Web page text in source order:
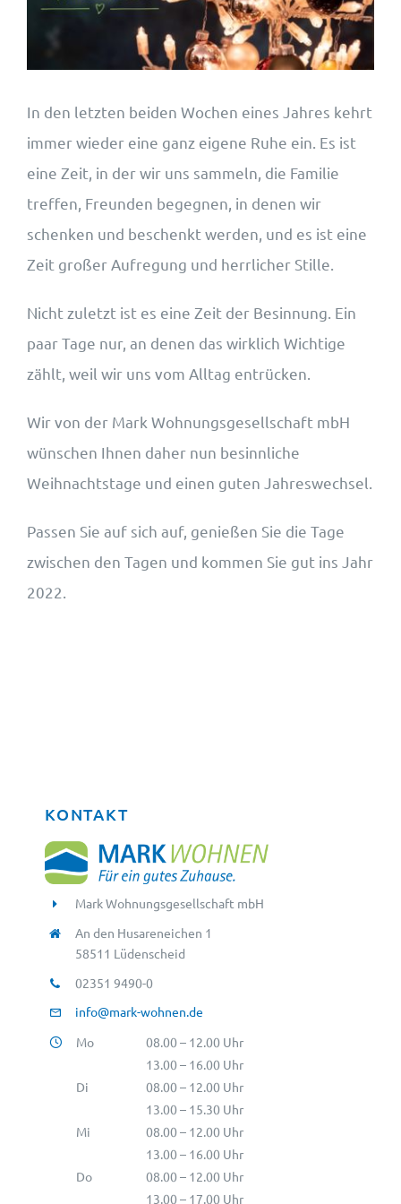
Wohnungsangebote
Kontakt
In den letzten beiden Wochen eines Jahres kehrt
immer wieder eine ganz eigene Ruhe ein. Es ist
eine Zeit, in der wir uns sammeln, die Familie
treffen, Freunden begegnen, in denen wir
schenken und beschenkt werden, und es ist eine
Zeit großer Aufregung und herrlicher Stille.
Nicht zuletzt ist es eine Zeit der Besinnung. Ein
paar Tage nur, an denen das wirklich Wichtige
zählt, weil wir uns vom Alltag entrücken.
Wir von der Mark Wohnungsgesellschaft mbH
wünschen Ihnen daher nun besinnliche
Weihnachtstage und einen guten Jahreswechsel.
Passen Sie auf sich auf, genießen Sie die Tage
zwischen den Tagen und kommen Sie gut ins Jahr
2022.
KONTAKT
Mark Wohnungsgesellschaft mbH
An den Husareneichen 1
58511 Lüdenscheid
02351 9490-0
info@mark-wohnen.de
Mo
08.00 – 12.00 Uhr
13.00 – 16.00 Uhr
Di
08.00 – 12.00 Uhr
13.00 – 15.30 Uhr
Mi
08.00 – 12.00 Uhr
13.00 – 16.00 Uhr
Do
08.00 – 12.00 Uhr
13.00 – 17.00 Uhr